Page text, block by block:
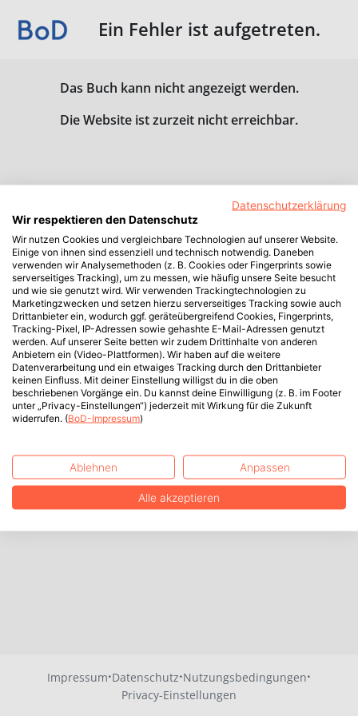
Ein Fehler ist aufgetreten.
Das Buch kann nicht angezeigt werden.
Die Website ist zurzeit nicht erreichbar.
Impressum·Datenschutz·Nutzungsbedingungen·
Privacy-Einstellungen
Datenschutzerklärung
Wir respektieren den Datenschutz
Wir nutzen Cookies und vergleichbare Technologien auf unserer Website.
Einige von ihnen sind essenziell und technisch notwendig. Daneben
verwenden wir Analysemethoden (z. B. Cookies oder Fingerprints sowie
serverseitiges Tracking), um zu messen, wie häufig unsere Seite besucht
und wie sie genutzt wird. Wir verwenden Trackingtechnologien zu
Marketingzwecken und setzen hierzu serverseitiges Tracking sowie auch
Drittanbieter ein, wodurch ggf. geräteübergreifend Cookies, Fingerprints,
Tracking-Pixel, IP-Adressen sowie gehashte E-Mail-Adressen genutzt
werden. Auf unserer Seite betten wir zudem Drittinhalte von anderen
Anbietern ein (Video-Plattformen). Wir haben auf die weitere
Datenverarbeitung und ein etwaiges Tracking durch den Drittanbieter
keinen Einfluss. Mit deiner Einstellung willigst du in die oben
beschriebenen Vorgänge ein. Du kannst deine Einwilligung (z. B. im Footer
unter „Privacy-Einstellungen“) jederzeit mit Wirkung für die Zukunft
widerrufen. (BoD-Impressum)
Ablehnen Anpassen
Alle akzeptieren